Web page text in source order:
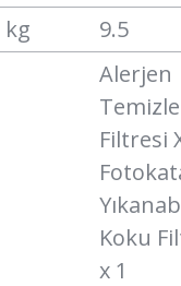
kg 9.5
Alerjen
Filtresi
Koku
x 1